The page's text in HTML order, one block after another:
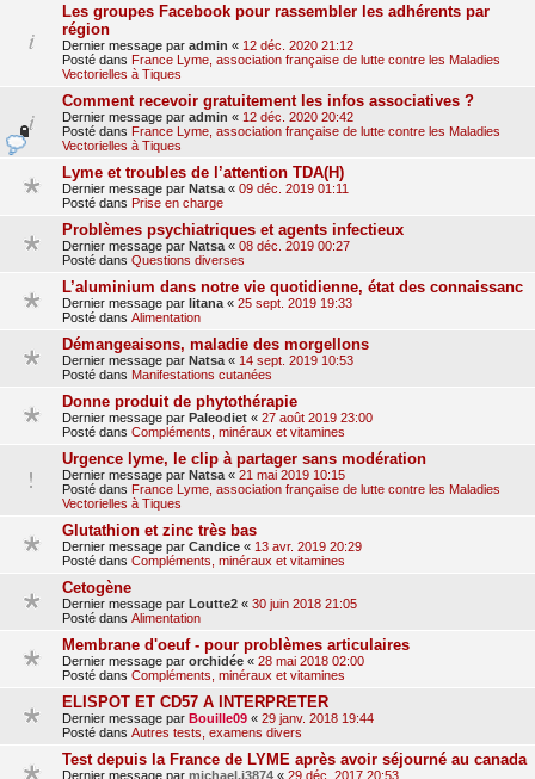
Les groupes Facebook pour rassembler les adhérents par
région
Dernier message par admin « 12 déc. 2020 21:12
Posté dans France Lyme, association française de lutte contre les Maladies
Vectorielles à Tiques
Comment recevoir gratuitement les infos associatives ?
Dernier message par admin « 12 déc. 2020 20:42
Posté dans France Lyme, association française de lutte contre les Maladies
Vectorielles à Tiques
Lyme et troubles de l’attention TDA(H)
Dernier message par Natsa « 09 déc. 2019 01:11
Posté dans Prise en charge
Problèmes psychiatriques et agents infectieux
Dernier message par Natsa « 08 déc. 2019 00:27
Posté dans Questions diverses
L’aluminium dans notre vie quotidienne, état des connaissanc
Dernier message par litana « 25 sept. 2019 19:33
Posté dans Alimentation
Démangeaisons, maladie des morgellons
Dernier message par Natsa « 14 sept. 2019 10:53
Posté dans Manifestations cutanées
Donne produit de phytothérapie
Dernier message par Paleodiet « 27 août 2019 23:00
Posté dans Compléments, minéraux et vitamines
Urgence lyme, le clip à partager sans modération
Dernier message par Natsa « 21 mai 2019 10:15
Posté dans France Lyme, association française de lutte contre les Maladies
Vectorielles à Tiques
Glutathion et zinc très bas
Dernier message par Candice « 13 avr. 2019 20:29
Posté dans Compléments, minéraux et vitamines
Cetogène
Dernier message par Loutte2 « 30 juin 2018 21:05
Posté dans Alimentation
Membrane d'oeuf - pour problèmes articulaires
Dernier message par orchidée « 28 mai 2018 02:00
Posté dans Compléments, minéraux et vitamines
ELISPOT ET CD57 A INTERPRETER
Dernier message par Bouille09 « 29 janv. 2018 19:44
Posté dans Autres tests, examens divers
Test depuis la France de LYME après avoir séjourné au canada
Dernier message par michael.j3874 « 29 déc. 2017 20:53